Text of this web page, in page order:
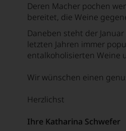
Deren Macher pochen
bereitet, die Weine
Daneben steht der
letzten Jahren immer
entalkoholisierten Weine
Wir wünschen einen
Herzlichst
Ihre Katharina Schwefer